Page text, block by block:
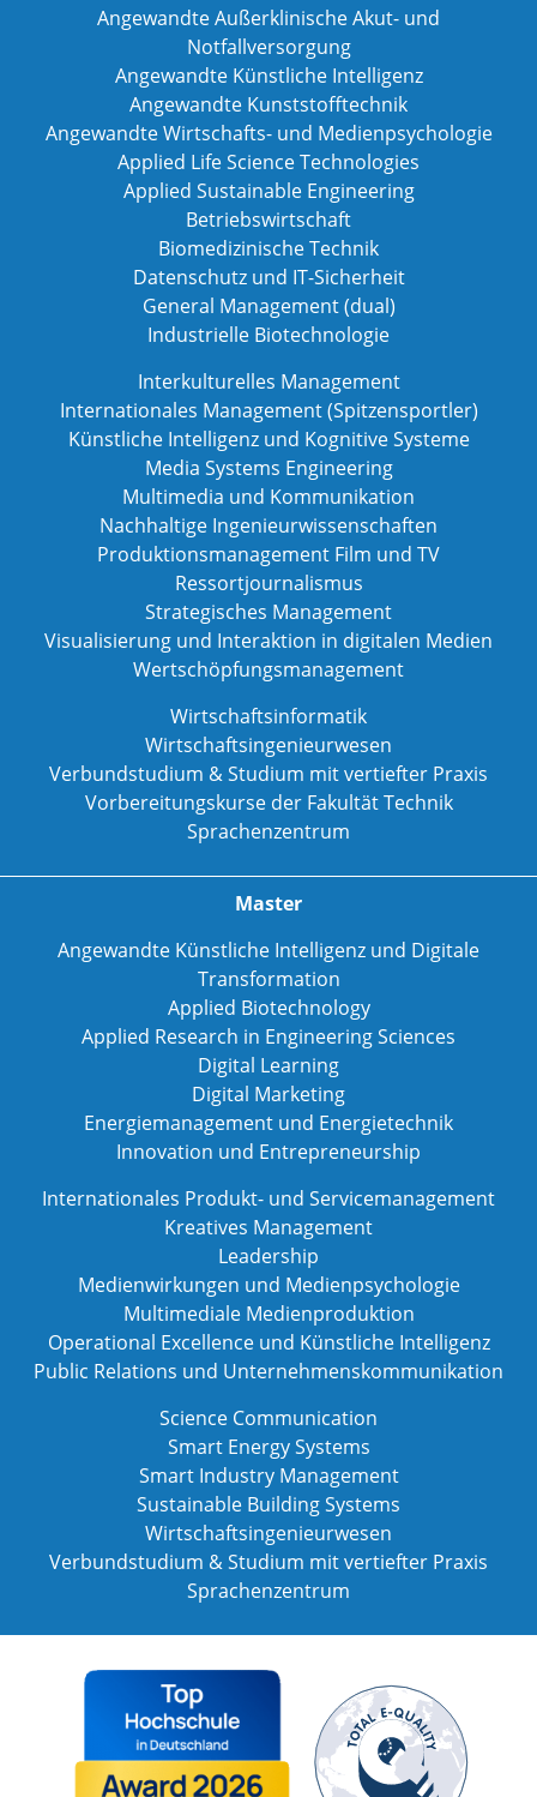
Angewandte Außerklinische Akut- und
Notfallversorgung
Angewandte Künstliche Intelligenz
Angewandte Kunststofftechnik
Angewandte Wirtschafts- und Medienpsychologie
Applied Life Science Technologies
Applied Sustainable Engineering
Betriebswirtschaft
Biomedizinische Technik
Datenschutz und IT-Sicherheit
General Management (dual)
Industrielle Biotechnologie
Interkulturelles Management
Internationales Management (Spitzensportler)
Künstliche Intelligenz und Kognitive Systeme
Media Systems Engineering
Multimedia und Kommunikation
Nachhaltige Ingenieurwissenschaften
Produktionsmanagement Film und TV
Ressortjournalismus
Strategisches Management
Visualisierung und Interaktion in digitalen Medien
Wertschöpfungsmanagement
Wirtschaftsinformatik
Wirtschaftsingenieurwesen
Verbundstudium & Studium mit vertiefter Praxis
Vorbereitungskurse der Fakultät Technik
Sprachenzentrum
Master
Angewandte Künstliche Intelligenz und Digitale
Transformation
Applied Biotechnology
Applied Research in Engineering Sciences
Digital Learning
Digital Marketing
Energiemanagement und Energietechnik
Innovation und Entrepreneurship
Internationales Produkt- und Servicemanagement
Kreatives Management
Leadership
Medienwirkungen und Medienpsychologie
Multimediale Medienproduktion
Operational Excellence und Künstliche Intelligenz
Public Relations und Unternehmenskommunikation
Science Communication
Smart Energy Systems
Smart Industry Management
Sustainable Building Systems
Wirtschaftsingenieurwesen
Verbundstudium & Studium mit vertiefter Praxis
Sprachenzentrum